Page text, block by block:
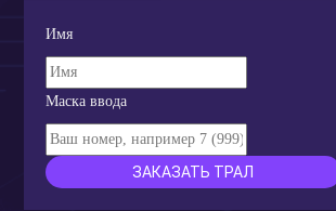
Имя
Маска ввода
ЗАКАЗАТЬ ТРАЛ